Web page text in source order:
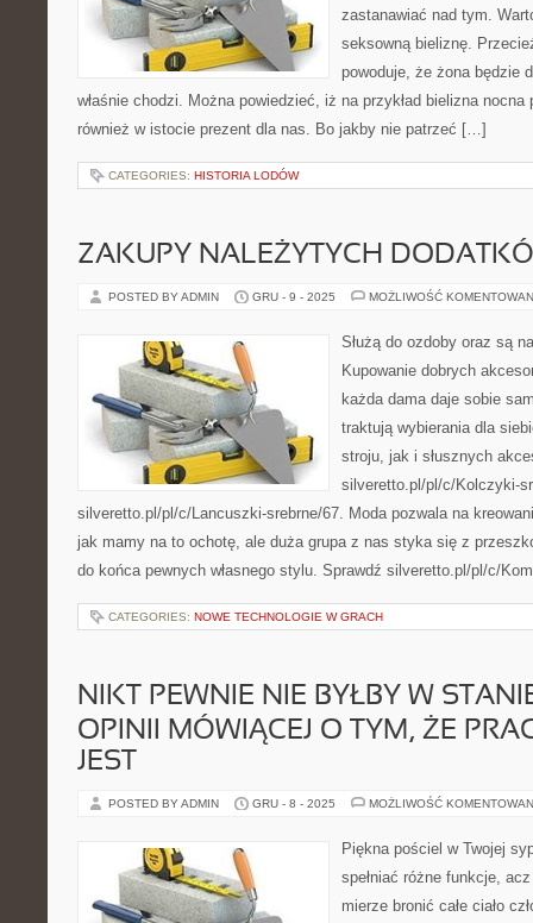
zastanawiać nad tym.
seksowną bieliznę.
powoduje, że żona będzie
właśnie chodzi. Można powiedzieć, iż na przykład bielizna nocna
również w istocie prezent dla nas. Bo jakby nie patrzeć […]
CATEGORIES: HISTORIA LODÓW
ZAKUPY NALEŻYTYCH
POSTED BY ADMIN GRU - 9 - 2025 MOŻLIWOŚĆ
Służą do ozdoby oraz są
Kupowanie dobrych
każda dama daje sobie
traktują wybierania dla
stroju, jak i słusznych
silveretto.pl/pl/c/Kolczyki-
silveretto.pl/pl/c/Lancuszki-srebrne/67. Moda pozwala na
jak mamy na to ochotę, ale duża grupa z nas styka się z
do końca pewnych własnego stylu. Sprawdź silveretto.pl/pl/c/
CATEGORIES: NOWE TECHNOLOGIE W GRACH
NIKT PEWNIE NIE BYŁBY W
OPINII MÓWIĄCEJ O TYM, ŻE
JEST
POSTED BY ADMIN GRU - 8 - 2025 MOŻLIWOŚĆ
Piękna pościel w Twojej
spełniać różne funkcje,
mierze bronić całe ciało